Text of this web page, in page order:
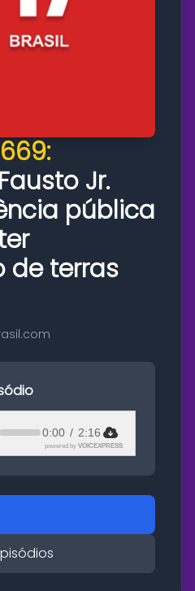
Jr.
pública
de terras
0:00 / 2:16
powered by VOICEXPRESS